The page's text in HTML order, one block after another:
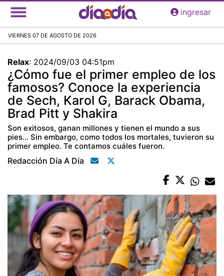
Pasar
al
principal
ingresar
VIERNES 07 DE AGOSTO DE 2026
Relax: 2024/09/03 04:51pm
¿Cómo fue el primer empleo de los
famosos? Conoce la experiencia
de Sech, Karol G, Barack Obama,
Brad Pitt y Shakira
Son exitosos, ganan millones y tienen el mundo a sus
pies… Sin embargo, como todos los mortales, tuvieron su
primer empleo. Te contamos cuáles fueron.
Redacción Día A Día